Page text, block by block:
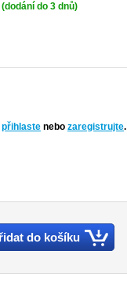
do 3 dnů)
přihlaste nebo zaregistrujte.
do košíku